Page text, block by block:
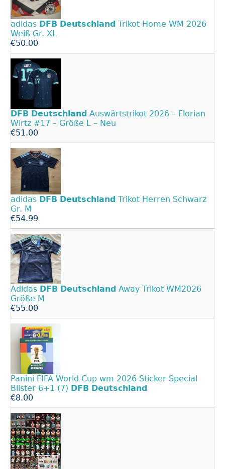
adidas DFB Deutschland Trikot Home WM 2026
Weiß Gr. XL
€50.00
DFB Deutschland Auswärtstrikot 2026 – Florian
Wirtz #17 – Größe L – Neu
€51.00
adidas DFB Deutschland Trikot Herren Schwarz
Gr. M
€54.99
Adidas DFB Deutschland Away Trikot WM2026
Größe M
€55.00
Panini FIFA World Cup wm 2026 Sticker Special
Blister 6+1 (7) DFB Deutschland
€8.00